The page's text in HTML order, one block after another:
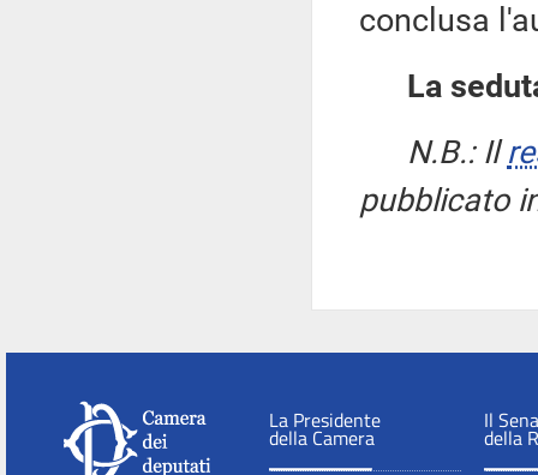
conclusa
La
N.B.: Il
pubblicato
La Presidente
della Camera
Il
della